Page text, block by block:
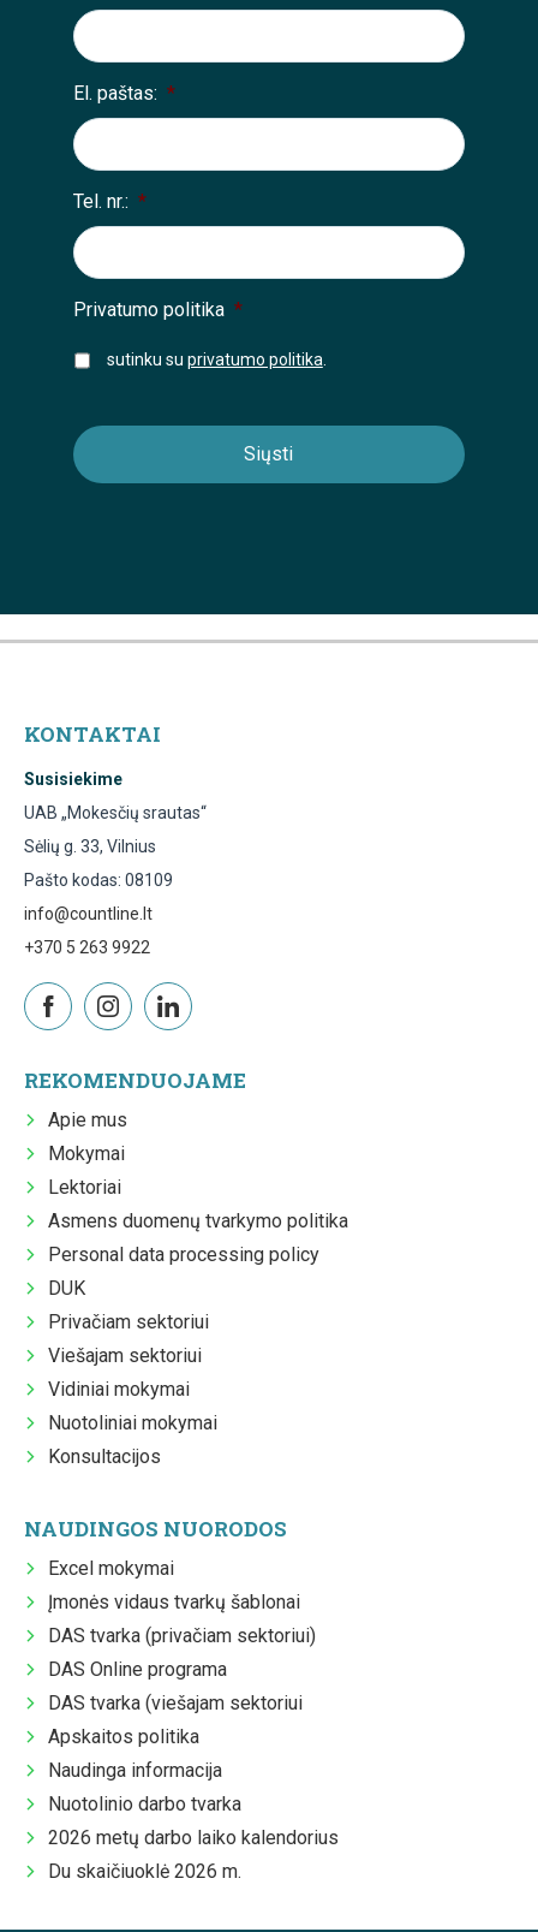
El. paštas: *
Tel. nr.: *
Privatumo politika *
sutinku su privatumo politika
KONTAKTAI
Susisiekime
UAB „Mokesčių srautas“
Sėlių g. 33, Vilnius
Pašto kodas: 08109
info@countline.lt
+370 5 263 9922
REKOMENDUOJAME
Apie mus
Mokymai
Lektoriai
Asmens duomenų tvarkymo politika
Personal data processing policy
DUK
Privačiam sektoriui
Viešajam sektoriui
Vidiniai mokymai
Nuotoliniai mokymai
Konsultacijos
NAUDINGOS NUORODOS
Excel mokymai
Įmonės vidaus tvarkų šablonai
DAS tvarka (privačiam sektoriui)
DAS Online programa
DAS tvarka (viešajam sektoriui
Apskaitos politika
Naudinga informacija
Nuotolinio darbo tvarka
2026 metų darbo laiko kalendorius
Du skaičiuoklė 2026 m.